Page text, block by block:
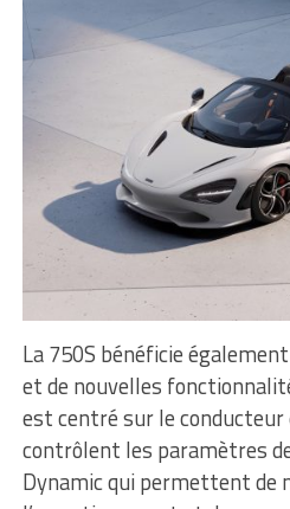
La 750S bénéficie
et de nouvelles
est centré sur le
contrôlent les paramètres
Dynamic qui permettent de